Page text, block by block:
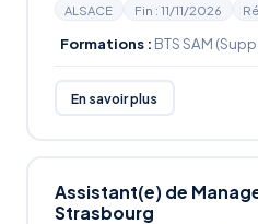
ALSACE Fin : 11/11/2026
Formations : BTS SAM
En savoir plus
Assistant(e) de
Strasbourg